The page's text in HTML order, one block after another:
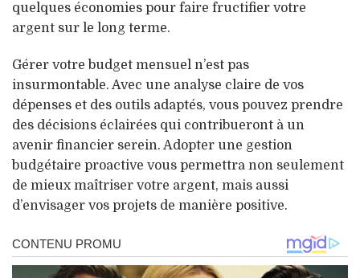
quelques économies pour faire fructifier votre
argent sur le long terme.
Gérer votre budget mensuel n’est pas
insurmontable. Avec une analyse claire de vos
dépenses et des outils adaptés, vous pouvez prendre
des décisions éclairées qui contribueront à un
avenir financier serein. Adopter une gestion
budgétaire proactive vous permettra non seulement
de mieux maîtriser votre argent, mais aussi
d’envisager vos projets de manière positive.